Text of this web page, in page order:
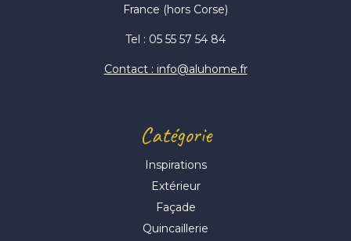
France (hors Corse)
Tel : 05 55 57 54 84
Contact : info@aluhome.fr
Catégorie
Inspirations
Extérieur
Façade
Quincaillerie